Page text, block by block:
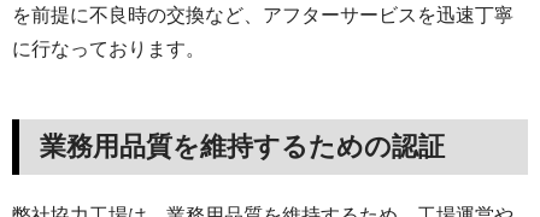
を前提に不良時の交換など、アフターサービスを迅速丁寧
に行なっております。
業務用品質を維持するための認証